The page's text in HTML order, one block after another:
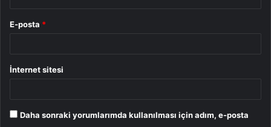
E-posta *
İnternet sitesi
Daha sonraki yorumlarımda kullanılması için adım, e-posta